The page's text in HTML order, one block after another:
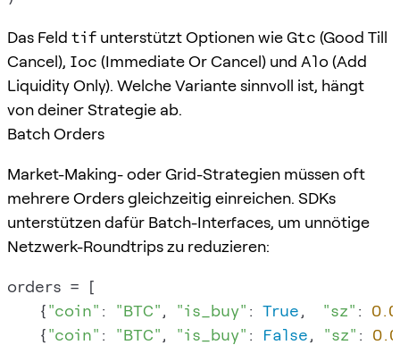
Das Feld tif unterstützt Optionen wieGtc (Good Till
Cancel), Ioc (Immediate Or Cancel) und Alo(Add
Liquidity Only). Welche Variante sinnvoll ist, hängt
von deiner Strategie ab.
Batch Orders
Market-Making- oder Grid-Strategien müssen oft
mehrere Orders gleichzeitig einreichen. SDKs
unterstützen dafür Batch-Interfaces, um unnötige
Netzwerk-Roundtrips zu reduzieren:
orders = [
    {
"coin" : "BTC", "is_buy" : True, "sz" :
    {
"coin" : "BTC", "is_buy" : False, "sz" :